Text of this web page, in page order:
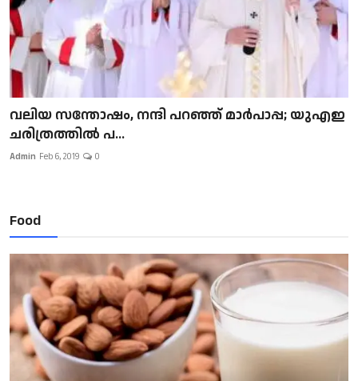
വലിയ സന്തോഷം, നന്ദി പറഞ്ഞ് മാർപാപ്പ; യുഎഇ
ചരിത്രത്തിൽ പ...
Admin Feb 6, 2019 0
Food